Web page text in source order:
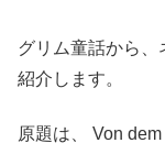
グリム童話から、
紹介します。
原題は、 Von